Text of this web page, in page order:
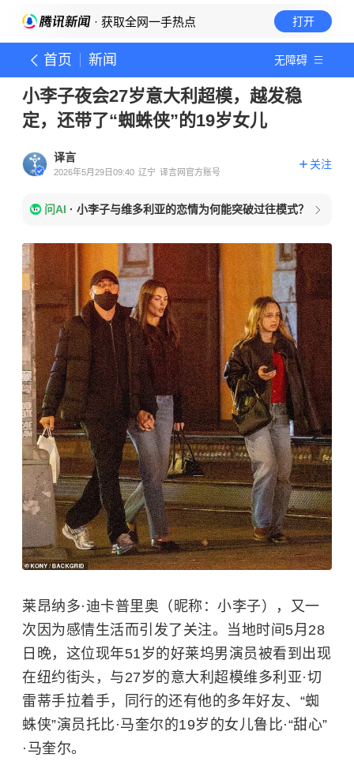
· 获取全网一手热点 打开
首页 新闻 无障碍
小李子夜会27岁意大利超模，越发稳
定，还带了“蜘蛛侠”的19岁女儿
译言
2026年5月29日09:40 辽宁 译言网官方账号
关注
问AI · 小李子与维多利亚的恋情为何能突破过往模式？
莱昂纳多·迪卡普里奥（昵称：小李子），又一
次因为感情生活而引发了关注。当地时间5月28
日晚，这位现年51岁的好莱坞男演员被看到出现
在纽约街头，与27岁的意大利超模维多利亚·切
雷蒂手拉着手，同行的还有他的多年好友、“蜘
蛛侠”演员托比·马奎尔的19岁的女儿鲁比·“甜心”
·马奎尔。